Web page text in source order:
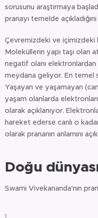
sorusunu araştırmaya
pranayı temelde
Çevremizdeki ve
Moleküllerin yapı taşı olan
negatif olanı
meydana geliyor. En temel
Yaşayan ve yaşamayan
yaşam olanlarda
olarak açıklanıyor.
hareket ederse canlı o
olarak prananın anlamını
Doğu
Swami Vivekananda'nın